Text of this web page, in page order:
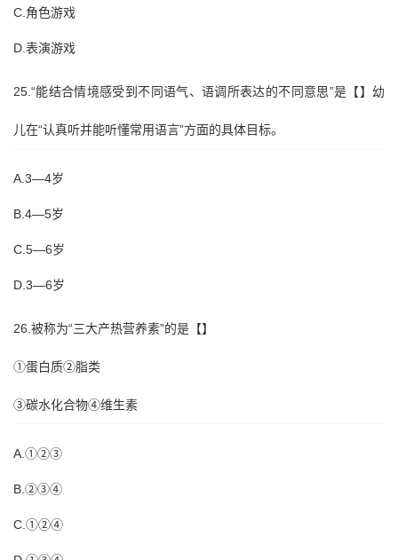
C.角色游戏
D.表演游戏
25.“能结合情境感受到不同语气、语调所表达的不同意思”是【】幼
儿在“认真听并能听懂常用语言”方面的具体目标。
A.3—4岁
B.4—5岁
C.5—6岁
D.3—6岁
26.被称为“三大产热营养素”的是【】
①蛋白质②脂类
③碳水化合物④维生素
A.①②③
B.②③④
C.①②④